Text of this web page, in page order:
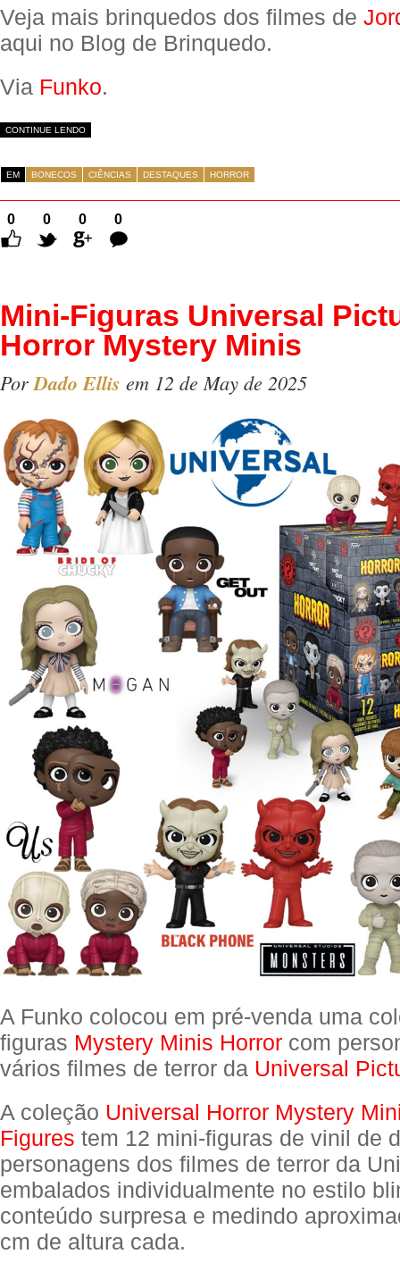
Veja mais brinquedos dos filmes de
aqui no Blog de Brinquedo.
Via Funko.
CONTINUE LENDO
EM BONECOS CIÊNCIAS DESTAQUES HORROR
0 0 0
0
Comentários
Mini-Figuras Universal
Horror Mystery Minis
Por Dado Ellis em 12 de May de 2025
A Funko colocou em pré-venda uma
figuras Mystery Minis Horror com
vários filmes de terror da Universal
A coleção Universal Horror Mystery
Figures tem 12 mini-figuras de vinil de
personagens dos filmes de terror da
embalados individualmente no estilo
conteúdo surpresa e medindo
cm de altura cada.